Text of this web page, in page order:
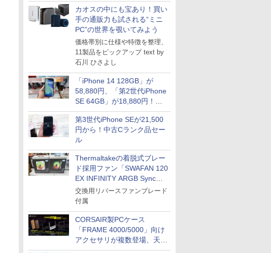
カオスの中にも宝あり！買い
手の通販力も試される“ミニ
PC”の世界を覗いてみよう
価格帯別に仕様や特徴を整理、
11製品をピックアップ text by
石川 ひさよし
「iPhone 14 128GB」が
58,880円、「第2世代iPhone
SE 64GB」が18,880円！中
古Bランク品セール
第3世代iPhone SEが21,500
円から！中古Cランク品セー
ル
Thermaltakeの着脱式ブレー
ド採用ファン「SWAFAN 120
EX INFINITY ARGB Sync」
に単品パッケージ
交換用リバースファンブレード
付属
CORSAIR製PCケース
「FRAME 4000/5000」向け
アクセサリが複数登場、天然
木製パネルや背面コネクタ対